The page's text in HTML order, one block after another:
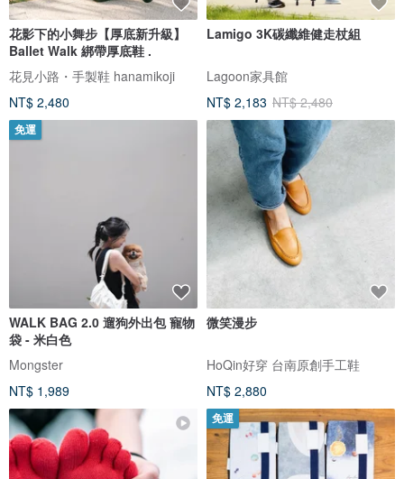
花影下的小舞步【厚底新升級】
Ballet Walk 綁帶厚底鞋 .
花見小路・手製鞋 hanamikoji
NT$ 2,480
Lamigo 3K碳纖維健走杖組
Lagoon家具館
NT$ 2,183 NT$ 2,480
免運
WALK BAG 2.0 遛狗外出包 寵物
袋 - 米白色
Mongster
NT$ 1,989
微笑漫步
HoQin好穿 台南原創手工鞋
NT$ 2,880
免運